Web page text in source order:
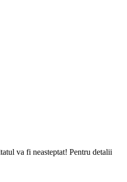
va fi neasteptat! Pentru detalii